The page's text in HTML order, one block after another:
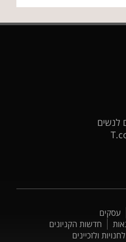
לנשים
עסקים
חדשות הקניונים
ולזכיינים